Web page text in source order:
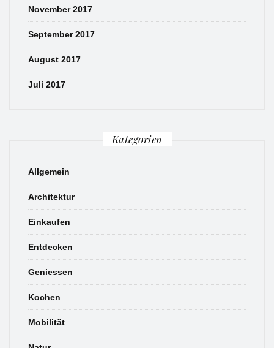
November 2017
September 2017
August 2017
Juli 2017
Kategorien
Allgemein
Architektur
Einkaufen
Entdecken
Geniessen
Kochen
Mobilität